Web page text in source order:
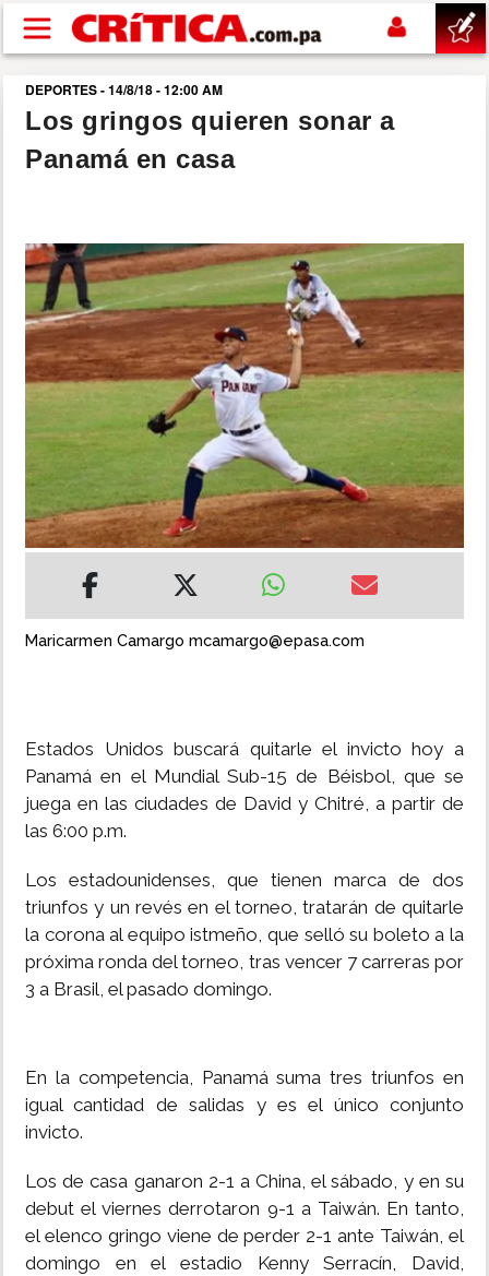
Pasar al contenido principal
buscar
SUCESOS
POLÍTICA
SHOW
DEPORTES
MUNDO
INSÓLITAS
MULTIMEDIA
DEPORTES - 14/8/18 - 12:00 AM
Los gringos quieren sonar a
Panamá en casa
Maricarmen Camargo mcamargo@epasa.com
Estados Unidos buscará quitarle el invicto hoy a
Panamá en el Mundial Sub-15 de Béisbol, que se
juega en las ciudades de David y Chitré, a partir de
las 6:00 p.m.
Los estadounidenses, que tienen marca de dos
triunfos y un revés en el torneo, tratarán de quitarle
la corona al equipo istmeño, que selló su boleto a la
próxima ronda del torneo, tras vencer 7 carreras por
3 a Brasil, el pasado domingo.
En la competencia, Panamá suma tres triunfos en
igual cantidad de salidas y es el único conjunto
invicto.
Los de casa ganaron 2-1 a China, el sábado, y en su
debut el viernes derrotaron 9-1 a Taiwán. En tanto,
el elenco gringo viene de perder 2-1 ante Taiwán, el
domingo en el estadio Kenny Serracín, David,